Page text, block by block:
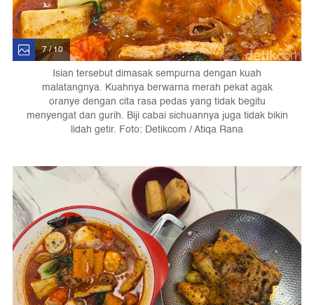
7 / 10
Isian tersebut dimasak sempurna dengan kuah
malatangnya. Kuahnya berwarna merah pekat agak
oranye dengan cita rasa pedas yang tidak begitu
menyengat dan gurih. Biji cabai sichuannya juga tidak bikin
lidah getir. Foto: Detikcom / Atiqa Rana